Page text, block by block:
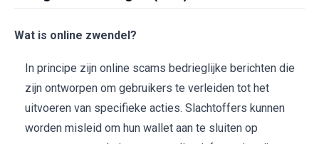
Wat is online zwendel?
In principe zijn online scams bedrieglijke berichten die
zijn ontworpen om gebruikers te verleiden tot het
uitvoeren van specifieke acties. Slachtoffers kunnen
worden misleid om hun wallet aan te sluiten op